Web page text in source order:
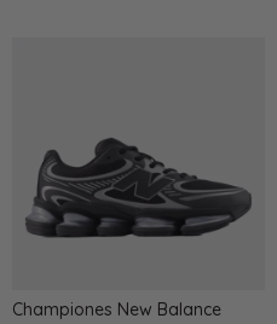
Championes New Balance